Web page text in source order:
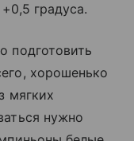
градуса.
подготовить
хорошенько
мягких
нужно